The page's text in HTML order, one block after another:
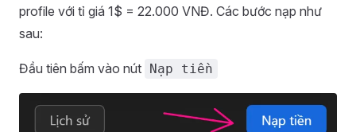
profile với tỉ giá 1$ = 22.000 VNĐ. Các bước nạp như
sau:
Đầu tiên bấm vào nút Nạp tiền